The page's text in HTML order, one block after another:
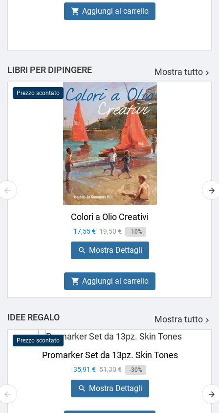
 Aggiungi al carrello
LIBRI PER DIPINGERE Mostra tutto 
Prezzo scontato
Colori a Olio Creativi
Prezzo
17,55 € Prezzo
base
19,50 € -10%
 Mostra Dettagli
 Aggiungi al carrello
IDEE REGALO Mostra tutto 
Prezzo scontato
Promarker Set da 13pz. Skin Tones
Prezzo
35,91 € Prezzo
base
51,30 € -30%
 Mostra Dettagli